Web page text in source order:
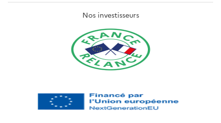
Nos investisseurs